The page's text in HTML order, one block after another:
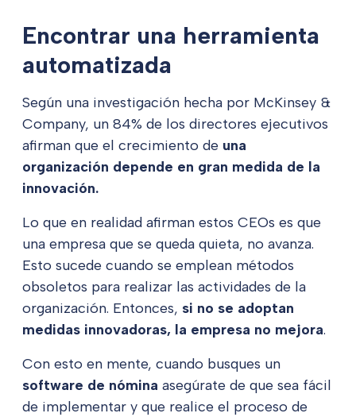
Encontrar una herramienta
automatizada
Según una investigación hecha por McKinsey &
Company, un 84% de los directores ejecutivos
afirman que el crecimiento de una
organización depende en gran medida de la
innovación.
Lo que en realidad afirman estos CEOs es que
una empresa que se queda quieta, no avanza.
Esto sucede cuando se emplean métodos
obsoletos para realizar las actividades de la
organización. Entonces, si no se adoptan
medidas innovadoras, la empresa no mejora.
Con esto en mente, cuando busques un
software de nómina asegúrate de que sea fácil
de implementar y que realice el proceso de